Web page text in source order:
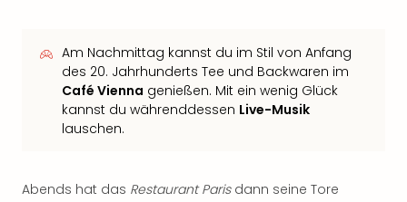
Am Nachmittag kannst du im Stil von Anfang
des 20. Jahrhunderts Tee und Backwaren im
Café Vienna genießen. Mit ein wenig Glück
kannst du währenddessen Live-Musik
lauschen.
Abends hat das Restaurant Parisdann seine Tore